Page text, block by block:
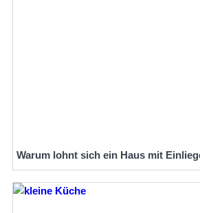
Warum lohnt sich ein Haus mit